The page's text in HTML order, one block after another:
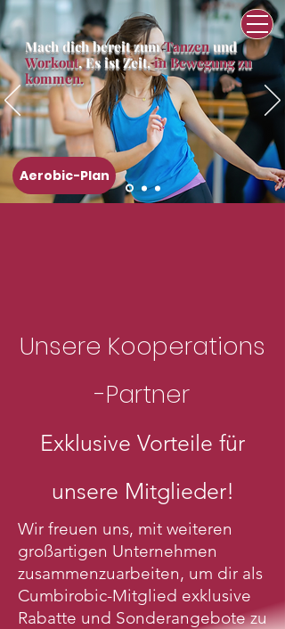
Mach dich bereit zumTanzenund
Workout. Es ist Zeit,in Bewegung zu
kommen.
Aerobic-Plan
Unsere Kooperations
-Partner
Exklusive Vorteile für
unsere Mitglieder!
Wir freuen uns, mit weiteren
großartigen Unternehmen
zusammenzuarbeiten, um dir als
Cumbirobic-Mitglied exklusive
Rabatte und Sonderangebote zu